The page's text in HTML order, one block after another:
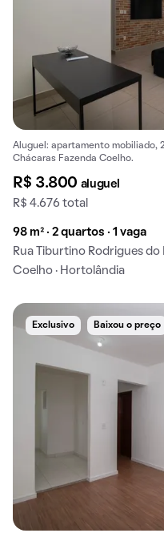
Aluguel: apartamento mobiliado,
Chácaras Fazenda Coelho.
R$ 3.800 aluguel
R$ 4.676 total
98 m² · 2 quartos · 1 vaga
Rua Tiburtino Rodrigues
Coelho · Hortolândia
Exclusivo Baixou o preço